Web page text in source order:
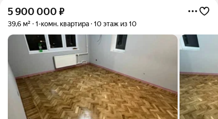
5 900 000 ₽
39,6 м² 1-комн. квартира 10 этаж из 10